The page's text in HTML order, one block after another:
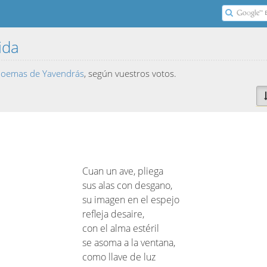
de Yavendrás, según vuestros votos.
Cuan un ave, pliega
sus alas con desgano,
su imagen en el espejo
refleja desaire,
con el alma estéril
se asoma a la ventana,
como llave de luz